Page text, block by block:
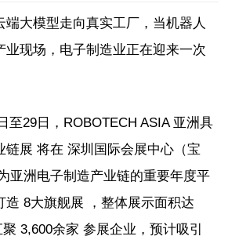
端大模型走向真实工厂，当机器人
业现场，电子制造业正在迎来一次
至29日，ROBOTECH ASIA 亚洲具
链展 将在 深圳国际会展中心（宝
亚洲电子制造产业链的重要年度平
造 8大旗舰展 ，整体展示面积达
3,600余家 参展企业，预计吸引